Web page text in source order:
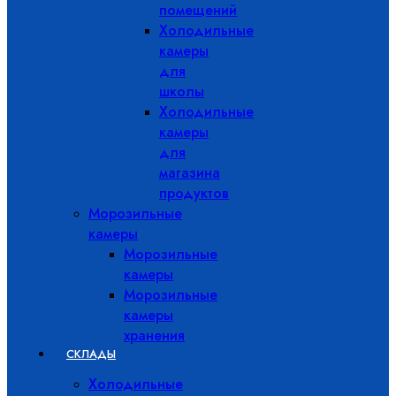
помещений
Холодильные
камеры
для
школы
Холодильные
камеры
для
магазина
продуктов
Морозильные
камеры
Морозильные
камеры
Морозильные
камеры
хранения
СКЛАДЫ
Холодильные